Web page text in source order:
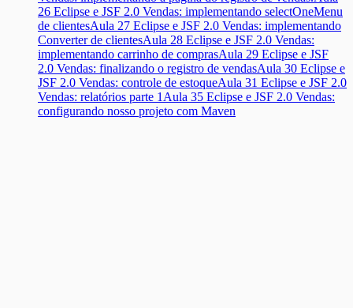
26 Eclipse e JSF 2.0 Vendas: implementando selectOneMenu
de clientesAula 27 Eclipse e JSF 2.0 Vendas: implementando
Converter de clientesAula 28 Eclipse e JSF 2.0 Vendas:
implementando carrinho de comprasAula 29 Eclipse e JSF
2.0 Vendas: finalizando o registro de vendasAula 30 Eclipse e
JSF 2.0 Vendas: controle de estoqueAula 31 Eclipse e JSF 2.0
Vendas: relatórios parte 1 Aula 35 Eclipse e JSF 2.0 Vendas:
configurando nosso projeto com Maven